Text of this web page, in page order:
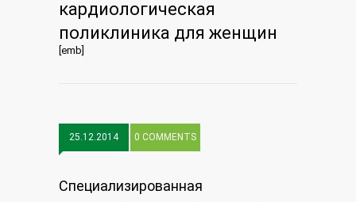
кардиологическая
поликлиника для женщин
[emb]
25.12.2014 0 COMMENTS
Специализированная